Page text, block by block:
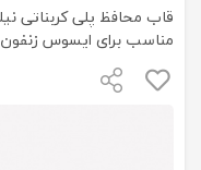
مناسب برای ایسوس زنفون 2 مدل ZE551ML